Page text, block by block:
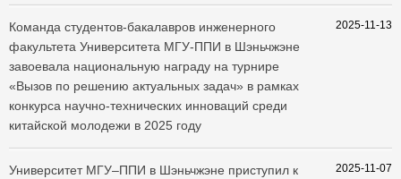
​Команда студентов-бакалавров инженерного
факультета Университета МГУ-ППИ в Шэньчжэне
завоевала национальную награду на турнире
«Вызов по решению актуальных задач» в рамках
конкурса научно-технических инноваций среди
китайской молодежи в 2025 году
2025-11-13
​Университет МГУ–ППИ в Шэньчжэне приступил к
2025-11-07